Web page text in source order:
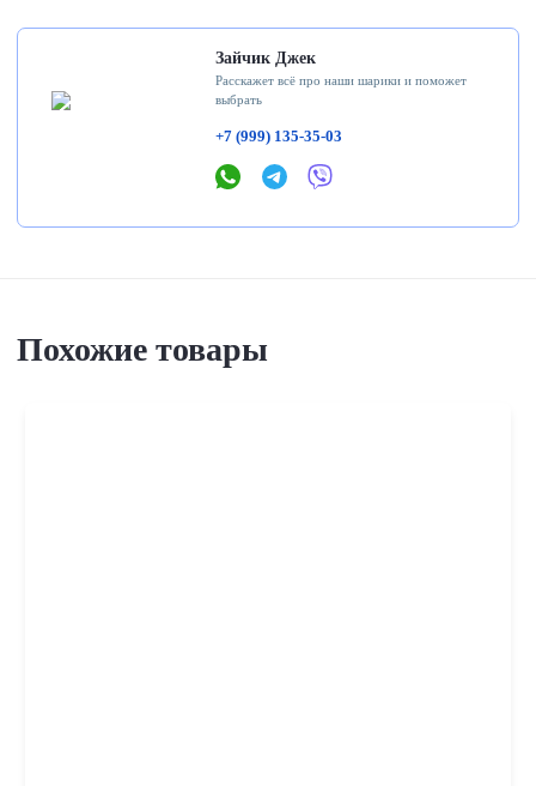
Зайчик Джек
Расскажет всё про наши шарики и поможет
выбрать
+7 (999) 135-35-03
Похожие товары